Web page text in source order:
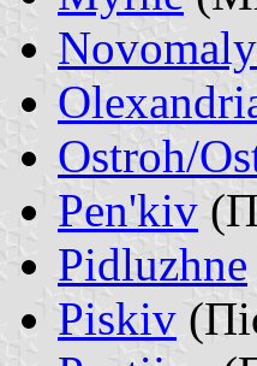
Ostroh/
Pen'kiv
Pidluzhne
Piskiv